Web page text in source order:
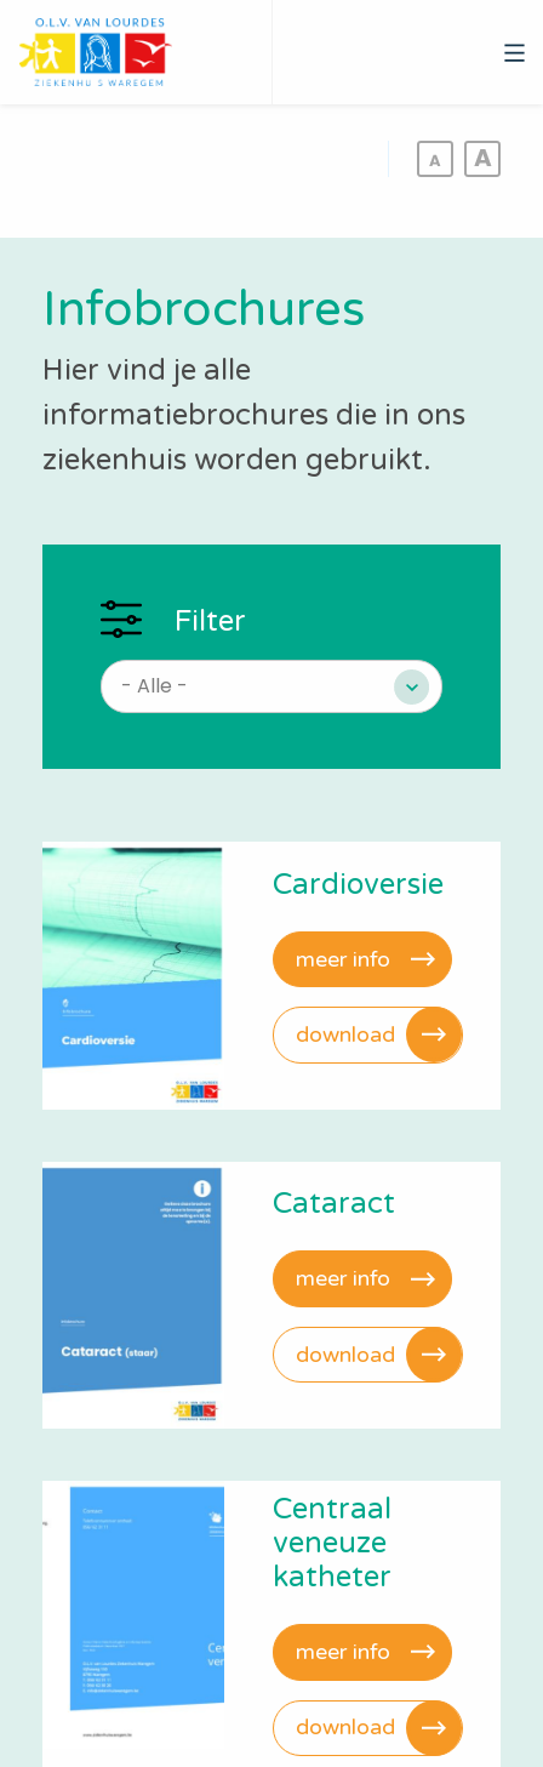
Overslaan
en
naar
Infobrochures
Hier vind je alle
informatiebrochures die in ons
ziekenhuis worden gebruikt.
Filter
Cardioversie
meer info
download
Cataract
meer info
download
Centraal
veneuze
katheter
meer info
download